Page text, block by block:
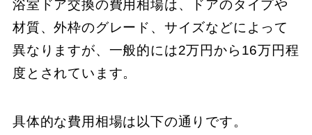
浴室ドア交換の費用相場は、ドアのタイプや
材質、外枠のグレード、サイズなどによって
異なりますが、一般的には2万円から16万円程
度とされています。
具体的な費用相場は以下の通りです。